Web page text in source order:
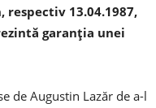
13.04.1987,
garanția unei
de Augustin Lazăr de a-l